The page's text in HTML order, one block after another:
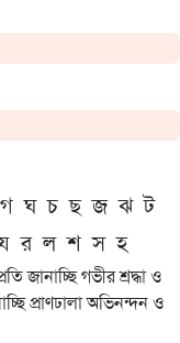
গ ঘ চ ছ জ ঝ ট
র ল শ স হ
জানাচ্ছি গভীর শ্রদ্ধা ও
প্রাণঢালা অভিনন্দন ও